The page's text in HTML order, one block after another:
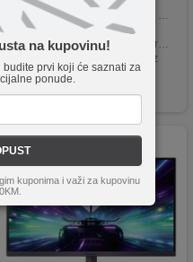
na kupovinu!
prvi koji će saznati za
ponude.
kuponima i važi za kupovinu
IPS LED monitor dijagonale 21.5"
Rezolucija FullHD
Osvjetljenje 250 cd/m², kontrast 3000 : 1
Odziv 5ms, osvježenje 75Hz
Povezivost: HDMI, VGA, audio in
179,90KM